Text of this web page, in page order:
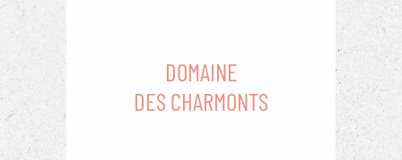
DOMAINE
DES CHARMONTS